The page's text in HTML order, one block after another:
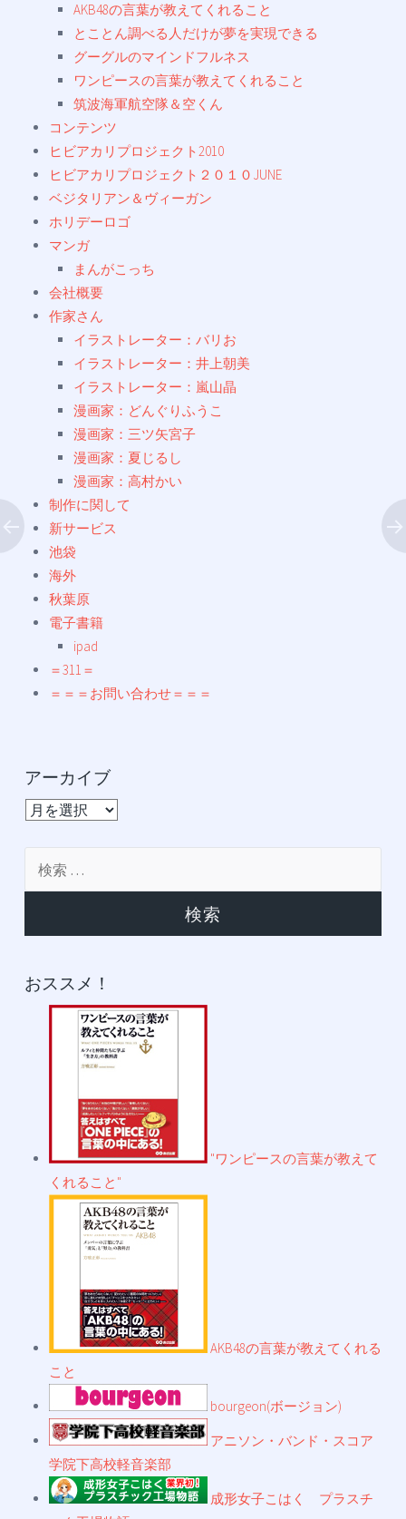
AKB48の言葉が教えてくれること
とことん調べる人だけが夢を実現できる
グーグルのマインドフルネス
ワンピースの言葉が教えてくれること
筑波海軍航空隊＆空くん
コンテンツ
ヒビアカリプロジェクト2010
ヒビアカリプロジェクト２０１０JUNE
ベジタリアン＆ヴィーガン
ホリデーロゴ
マンガ
まんがこっち
会社概要
作家さん
イラストレーター：バリお
イラストレーター：井上朝美
イラストレーター：嵐山晶
漫画家：どんぐりふうこ
漫画家：三ツ矢宮子
漫画家：夏じるし
漫画家：高村かい
制作に関して
新サービス
池袋
海外
秋葉原
電子書籍
ipad
＝311＝
＝＝＝お問い合わせ＝＝＝
アーカイブ
ア
おススメ！
"ワンピースの言葉が教えて
くれること"
AKB48の言葉が教えてくれる
こと
bourgeon(ボージョン)
アニソン・バンド・スコア
学院下高校軽音楽部
成形女子こはく プラスチ